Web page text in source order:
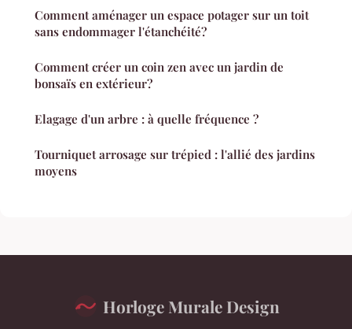
Comment aménager un espace potager sur un toit
sans endommager l'étanchéité?
Comment créer un coin zen avec un jardin de
bonsaïs en extérieur?
Elagage d'un arbre : à quelle fréquence ?
Tourniquet arrosage sur trépied : l'allié des jardins
moyens
Horloge Murale Design